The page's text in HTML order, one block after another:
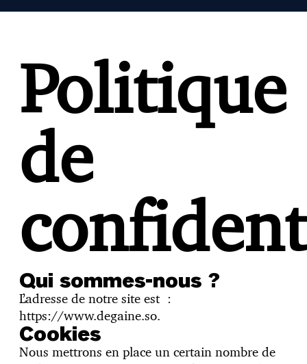
Politique
de
Qui sommes-nous ?
L’adresse de notre site est :
https://www.degaine.so.
Cookies
Nous mettrons en place un certain nombre de